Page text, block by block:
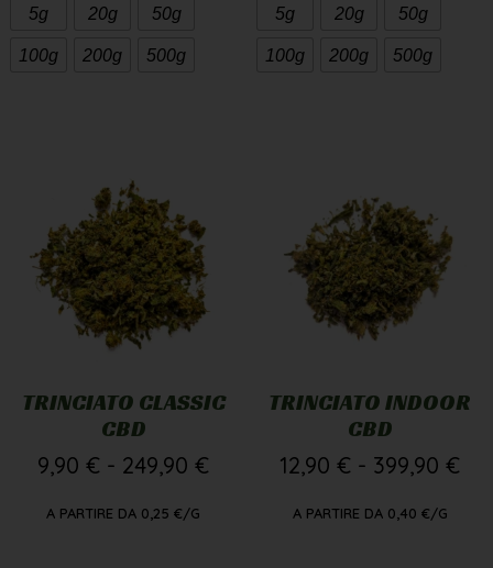
5g 20g 50g
100g 200g 500g
5g 20g 50g
100g 200g 500g
TRINCIATO CLASSIC
CBD
9,90 € - 249,90 €
A PARTIRE DA 0,25 €/G
TRINCIATO INDOOR
CBD
12,90 € - 399,90 €
A PARTIRE DA 0,40 €/G